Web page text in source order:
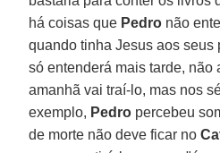
há coisas que Pedro não
quando tinha Jesus aos seus
só entenderá mais tarde, não
amanhã vai traí-lo, mas nos
exemplo, Pedro percebeu
de morte não deve ficar no